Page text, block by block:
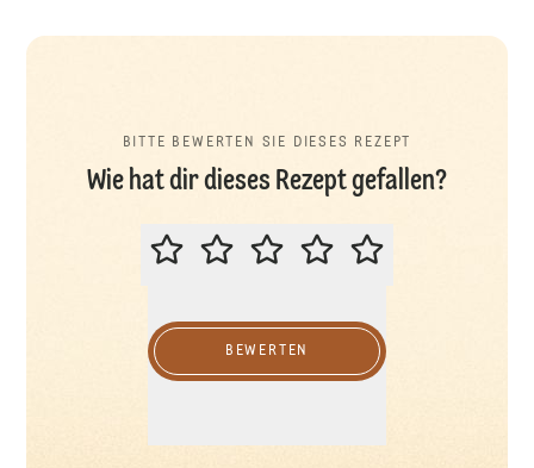
BITTE BEWERTEN SIE DIESES REZEPT
Wie hat dir dieses Rezept gefallen?
BITTE BEWERTEN SIE DIESES
BEWERTEN